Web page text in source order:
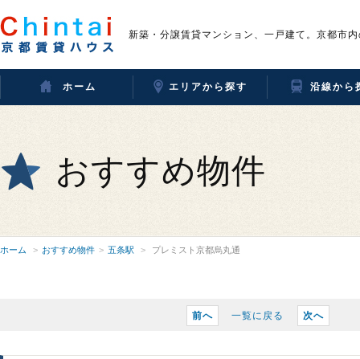
新築・分譲賃貸マンション、一戸建て。京都市
ホーム エリアから探す 沿線から
おすすめ物件
ホーム おすすめ物件 五条駅 プレミスト京都烏丸通
前へ 一覧に戻る 次へ